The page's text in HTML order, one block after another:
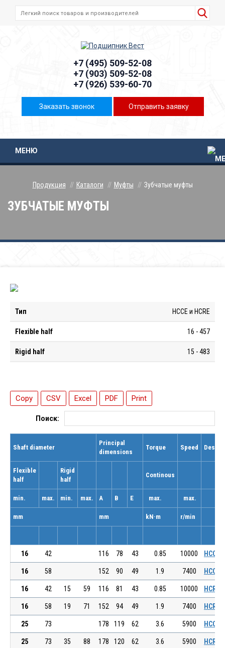
+7 (495) 509-52-08
+7 (903) 509-52-08
+7 (926) 539-60-70
Заказать звонок Отправить заявку
МЕНЮ
Продукция Каталоги Муфты Зубчатые муфты
ЗУБЧАТЫЕ МУФТЫ
Тип HCCE и HCRE
Flexible half 16 - 457
Rigid half 15 - 483
Copy CSV Excel PDF Print
Поиск:
Shaft diameter
Principal
dimensions
Torque Speed
Flexible
half
Rigid
half
Continous
min. max. min. max. A B E max. max.
mm mm kN·m r/min
16 42 116 78 43 0.85 10000 HCCE
16 58 152 90 49 1.9 7400 HCCE
16 42 15 59 116 81 43 0.85 10000 HCRE
16 58 19 71 152 94 49 1.9 7400 HCRE
25 73 178 119 62 3.6 5900 HCCE
25 73 35 88 178 120 62 3.6 5900 HCRE